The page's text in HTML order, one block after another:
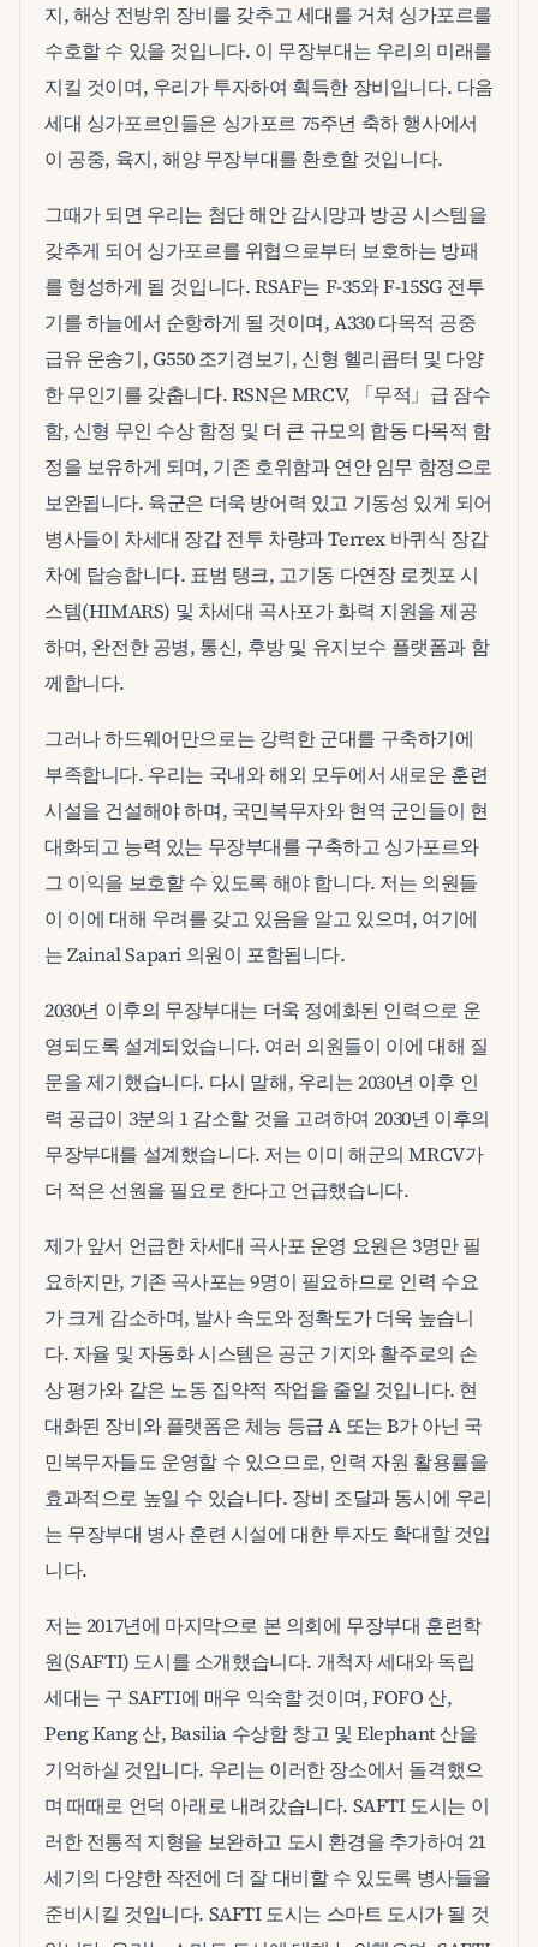
지, 해상 전방위 장비를 갖추고 세대를 거쳐 싱가포르를
수호할 수 있을 것입니다. 이 무장부대는 우리의 미래를
지킬 것이며, 우리가 투자하여 획득한 장비입니다. 다음
세대 싱가포르인들은 싱가포르 75주년 축하 행사에서
이 공중, 육지, 해양 무장부대를 환호할 것입니다.
그때가 되면 우리는 첨단 해안 감시망과 방공 시스템을
갖추게 되어 싱가포르를 위협으로부터 보호하는 방패
를 형성하게 될 것입니다. RSAF는 F-35와 F-15SG 전투
기를 하늘에서 순항하게 될 것이며, A330 다목적 공중
급유 운송기, G550 조기경보기, 신형 헬리콥터 및 다양
한 무인기를 갖춥니다. RSN은 MRCV, 「무적」급 잠수
함, 신형 무인 수상 함정 및 더 큰 규모의 합동 다목적 함
정을 보유하게 되며, 기존 호위함과 연안 임무 함정으로
보완됩니다. 육군은 더욱 방어력 있고 기동성 있게 되어
병사들이 차세대 장갑 전투 차량과 Terrex 바퀴식 장갑
차에 탑승합니다. 표범 탱크, 고기동 다연장 로켓포 시
스템(HIMARS) 및 차세대 곡사포가 화력 지원을 제공
하며, 완전한 공병, 통신, 후방 및 유지보수 플랫폼과 함
께합니다.
그러나 하드웨어만으로는 강력한 군대를 구축하기에
부족합니다. 우리는 국내와 해외 모두에서 새로운 훈련
시설을 건설해야 하며, 국민복무자와 현역 군인들이 현
대화되고 능력 있는 무장부대를 구축하고 싱가포르와
그 이익을 보호할 수 있도록 해야 합니다. 저는 의원들
이 이에 대해 우려를 갖고 있음을 알고 있으며, 여기에
는 Zainal Sapari 의원이 포함됩니다.
2030년 이후의 무장부대는 더욱 정예화된 인력으로 운
영되도록 설계되었습니다. 여러 의원들이 이에 대해 질
문을 제기했습니다. 다시 말해, 우리는 2030년 이후 인
력 공급이 3분의 1 감소할 것을 고려하여 2030년 이후의
무장부대를 설계했습니다. 저는 이미 해군의 MRCV가
더 적은 선원을 필요로 한다고 언급했습니다.
제가 앞서 언급한 차세대 곡사포 운영 요원은 3명만 필
요하지만, 기존 곡사포는 9명이 필요하므로 인력 수요
가 크게 감소하며, 발사 속도와 정확도가 더욱 높습니
다. 자율 및 자동화 시스템은 공군 기지와 활주로의 손
상 평가와 같은 노동 집약적 작업을 줄일 것입니다. 현
대화된 장비와 플랫폼은 체능 등급 A 또는 B가 아닌 국
민복무자들도 운영할 수 있으므로, 인력 자원 활용률을
효과적으로 높일 수 있습니다. 장비 조달과 동시에 우리
는 무장부대 병사 훈련 시설에 대한 투자도 확대할 것입
니다.
저는 2017년에 마지막으로 본 의회에 무장부대 훈련학
원(SAFTI) 도시를 소개했습니다. 개척자 세대와 독립
세대는 구 SAFTI에 매우 익숙할 것이며, FOFO 산,
Peng Kang 산, Basilia 수상함 창고 및 Elephant 산을
기억하실 것입니다. 우리는 이러한 장소에서 돌격했으
며 때때로 언덕 아래로 내려갔습니다. SAFTI 도시는 이
러한 전통적 지형을 보완하고 도시 환경을 추가하여 21
세기의 다양한 작전에 더 잘 대비할 수 있도록 병사들을
준비시킬 것입니다. SAFTI 도시는 스마트 도시가 될 것